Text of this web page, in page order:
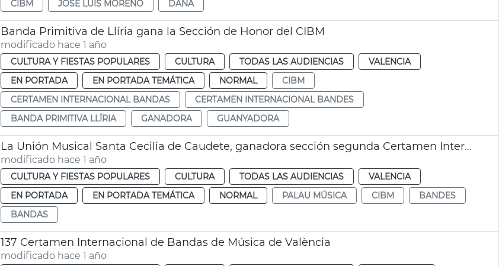
CIBM
JOSÉ LUIS MORENO DANA
Banda Primitiva de Llíria gana la Sección de Honor del CIBM
modificado hace 1 año
CULTURA Y FIESTAS POPULARES CULTURA TODAS LAS AUDIENCIAS
VALENCIA
EN PORTADA
EN PORTADA TEMÁTICA NORMAL
CIBM
CERTAMEN INTERNACIONAL BANDAS
CERTAMEN INTERNACIONAL BANDES
BANDA PRIMITIVA LLÍRIA
GANADORA GUANYADORA
La Unión Musical Santa Cecilia de Caudete, ganadora sección segunda Certamen Internacional Bandas Ciudad de València
modificado hace 1 año
CULTURA Y FIESTAS POPULARES CULTURA TODAS LAS AUDIENCIAS
VALENCIA
EN PORTADA
EN PORTADA TEMÁTICA NORMAL PALAU MÚSICA CIBM
BANDES
BANDAS
137 Certamen Internacional de Bandas de Música de València
modificado hace 1 año